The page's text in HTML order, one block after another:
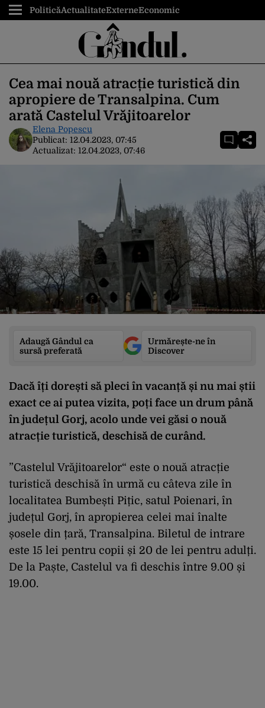
PoliticăActualitateExterneEconomic
Cea mai nouă atracție turistică din
apropiere de Transalpina. Cum
arată Castelul Vrăjitoarelor
Elena Popescu
Publicat: 12.04.2023, 07:45
Actualizat: 12.04.2023, 07:46
Adaugă Gândul ca
sursă preferată
Urmărește-ne în
Discover
Dacă îți dorești să pleci în vacanță și nu mai știi
exact ce ai putea vizita, poți face un drum până
în județul Gorj, acolo unde vei găsi o nouă
atracție turistică, deschisă de curând.
”Castelul Vrăjitoarelor“ este o nouă atracție
turistică deschisă în urmă cu câteva zile în
localitatea Bumbești Pițic, satul Poienari, în
județul Gorj, în apropierea celei mai înalte
șosele din țară, Transalpina. Biletul de intrare
este 15 lei pentru copii și 20 de lei pentru adulți.
De la Paște, Castelul va fi deschis între 9.00 și
19.00.